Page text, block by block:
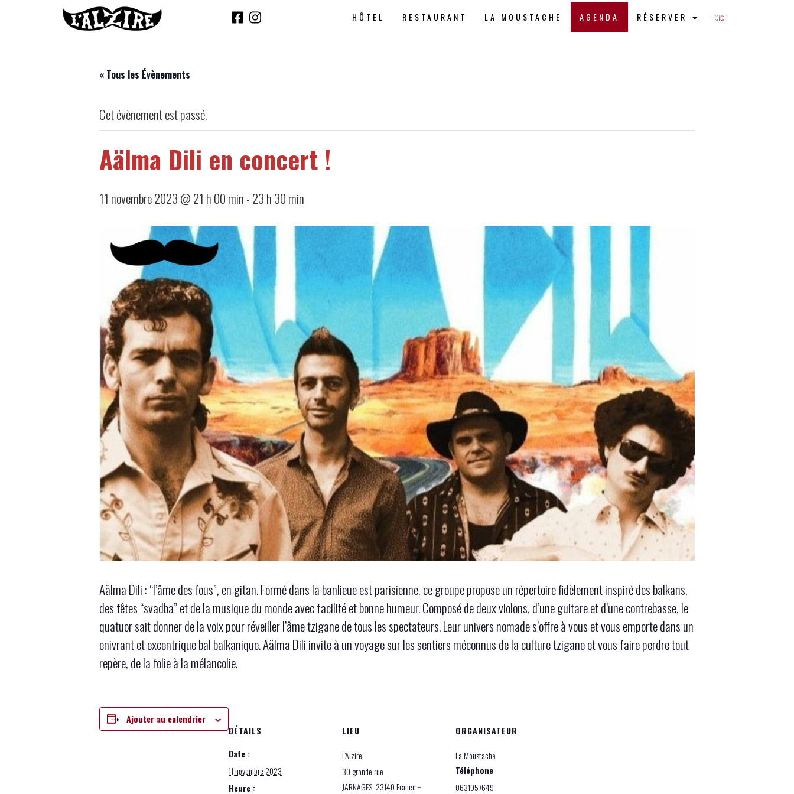
HÔTEL RESTAURANT LA MOUSTACHE AGENDA RÉSERVER
« Tous les Évènements
Cet évènement est passé.
Aälma Dili en concert !
11 novembre 2023 @ 21 h 00 min-23 h 30 min
Aälma Dili : “l’âme des fous”, en gitan. Formé dans la banlieue est parisienne, ce groupe propose un répertoire fidèlement inspiré des balkans,
des fêtes “svadba” et de la musique du monde avec facilité et bonne humeur. Composé de deux violons, d’une guitare et d’une contrebasse, le
quatuor sait donner de la voix pour réveiller l’âme tzigane de tous les spectateurs. Leur univers nomade s’offre à vous et vous emporte dans un
enivrant et excentrique bal balkanique. Aälma Dili invite à un voyage sur les sentiers méconnus de la culture tzigane et vous faire perdre tout
repère, de la folie à la mélancolie.
Ajouter au calendrier
DÉTAILS
Date :
11 novembre 2023
Heure :
LIEU
L’Alzire
30 grande rue
JARNAGES, 23140France+
ORGANISATEUR
La Moustache
Téléphone
0631057649